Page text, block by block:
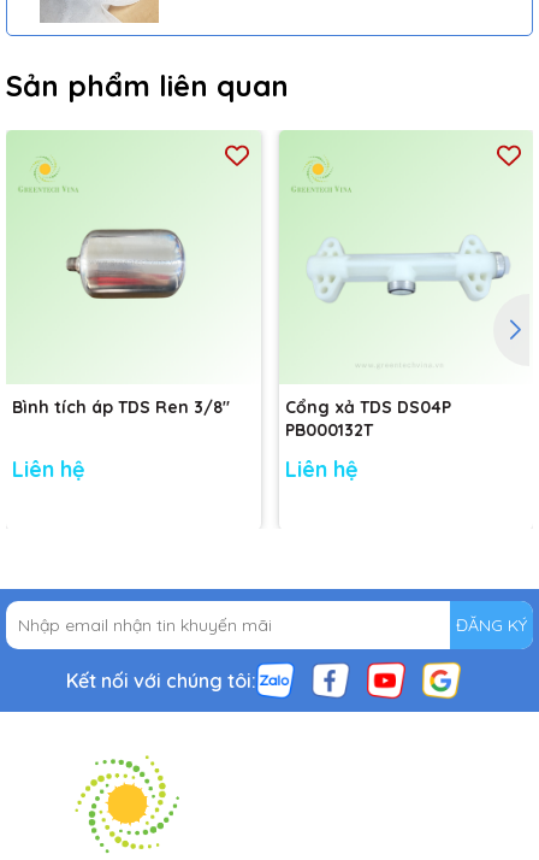
Sản phẩm liên quan
Bình tích áp TDS Ren 3/8"
Liên hệ
Cổng xả TDS DS04P
PB000132T
Liên hệ
ĐĂNG KÝ
Kết nối với chúng tôi: